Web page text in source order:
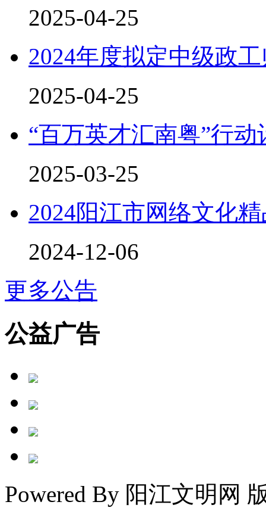
2025-04-25
2024年度拟定中级政
2025-04-25
“百万英才汇南粤”行
2025-03-25
2024阳江市网络文化
2024-12-06
更多公告
公益广告
Powered By 阳江文明网